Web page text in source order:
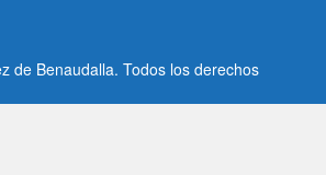
de Benaudalla. Todos los derechos